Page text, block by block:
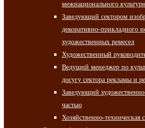
межнационального
Заведующий сектором
декоративно-прикладного
художественных ремесел
Художественный
Ведущий менеджер по
досугу сектора рекламы и
Заведующий
частью
Хозяйственно-техническая